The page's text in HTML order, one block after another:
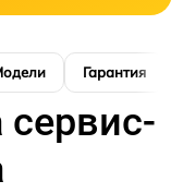
Гарантия